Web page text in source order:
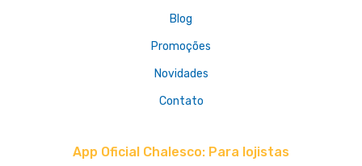
Blog
Promoções
Novidades
Contato
App Oficial Chalesco: Para lojistas